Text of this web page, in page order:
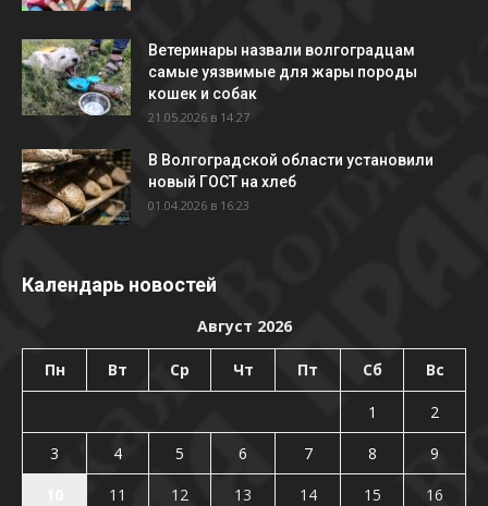
Ветеринары назвали волгоградцам
самые уязвимые для жары породы
кошек и собак
21.05.2026 в 14:27
В Волгоградской области установили
новый ГОСТ на хлеб
01.04.2026 в 16:23
Календарь новостей
Август 2026
Пн Вт Ср Чт Пт Сб Вс
1
2
3
4 5 6 7 8
9
11 12 13 14 15
16